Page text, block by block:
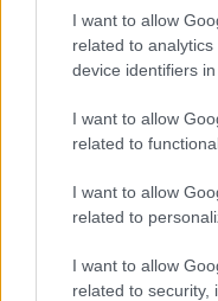
I want to allow
related to
device identifiers in
I want to allow
related to
I want to allow
related to
I want to allow
related to security,
2023. június 18. 15:44
rengeteget
azóta jól van.